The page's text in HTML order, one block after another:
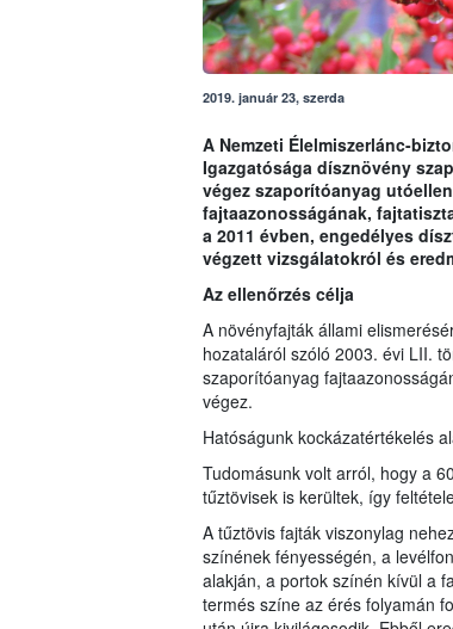
2019. január 23, szerda
A Nemzeti Élelmiszerlánc-
Igazgatósága dísznövény
végez szaporítóanyag
fajtaazonosságának,
a 2011 évben, engedélyes
végzett vizsgálatokról és
Az ellenőrzés célja
A növényfajták állami
hozataláról szóló 2003. évi LII.
szaporítóanyag
végez.
Hatóságunk kockázatértékelés
Tudomásunk volt arról, hogy a
tűztövisek is kerültek, így
A tűztövis fajták viszonylag
színének fényességén, a
alakján, a portok színén kívül a
termés színe az érés folyamán